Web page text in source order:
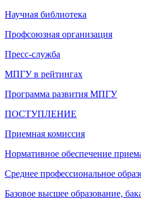
Научная библиотека
Профсоюзная организация
Пресс-служба
МПГУ в рейтингах
Программа развития МПГУ
ПОСТУПЛЕНИЕ
Приемная комиссия
Нормативное обеспечение
Среднее профессиональное
Базовое высшее образование,